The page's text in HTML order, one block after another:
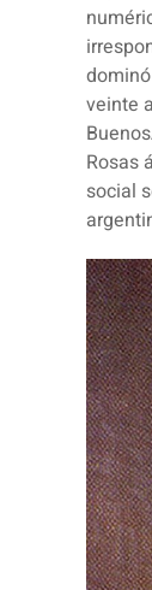
veinte
Rosas
social